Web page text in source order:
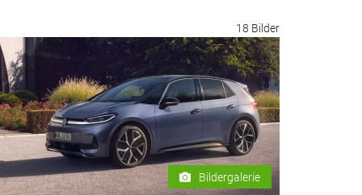
18 Bilder
Bildergalerie